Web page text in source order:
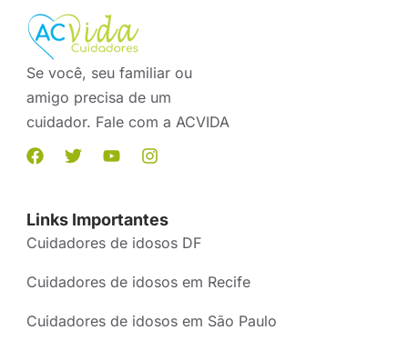
Se você, seu familiar ou
amigo precisa de um
cuidador. Fale com a ACVIDA
Links Importantes
Cuidadores de idosos DF
Cuidadores de idosos em Recife
Cuidadores de idosos em São Paulo